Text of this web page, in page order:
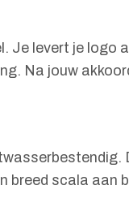
Je levert je logo
Na jouw
breed scala aan